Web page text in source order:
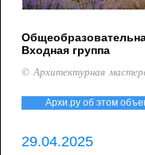
Входная группа
© Архитектурная
Архи.ру об этом
29.04.2025